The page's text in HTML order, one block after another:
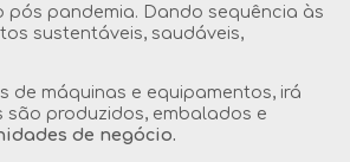
pós pandemia. Dando sequência às
sustentáveis, saudáveis,
de máquinas e equipamentos, irá
produzidos, embalados e
de negócio.